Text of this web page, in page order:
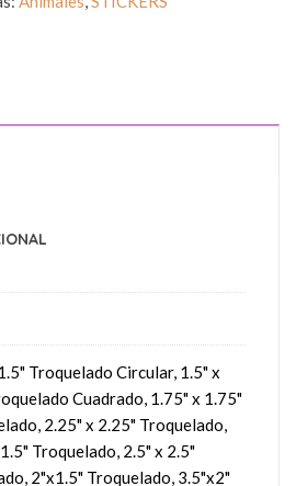
Troquelado Circular, 1.5" x
Cuadrado, 1.75" x 1.75"
2.25" x 2.25" Troquelado,
Troquelado, 2.5" x 2.5"
2"x1.5" Troquelado, 3.5"x2"